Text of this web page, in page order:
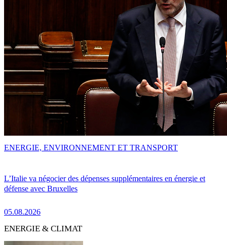
L’Italie va négocier des dépenses supplémentaires en énergie et
défense avec Bruxelles
05.08.2026
ENERGIE, ENVIRONNEMENT ET TRANSPORT
ENERGIE & CLIMAT